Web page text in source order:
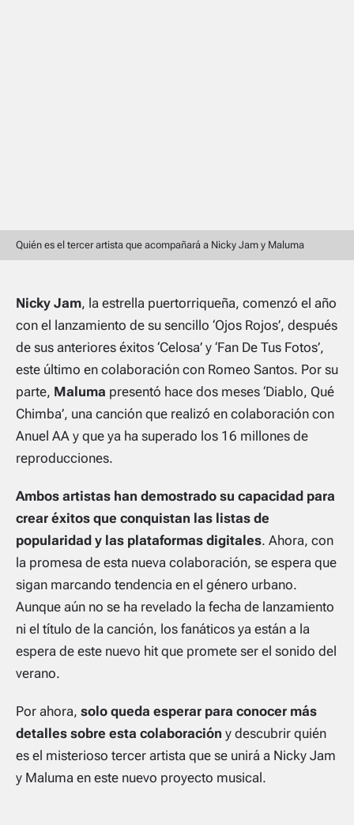
Quién es el tercer artista que acompañará a Nicky Jam y Maluma
Nicky Jam, la estrella puertorriqueña, comenzó el año
con el lanzamiento de su sencillo ‘Ojos Rojos’, después
de sus anteriores éxitos ‘Celosa’ y ‘Fan De Tus Fotos’,
este último en colaboración con Romeo Santos. Por su
parte, Maluma presentó hace dos meses ‘Diablo, Qué
Chimba’, una canción que realizó en colaboración con
Anuel AA y que ya ha superado los 16 millones de
reproducciones.
Ambos artistas han demostrado su capacidad para
crear éxitos que conquistan las listas de
popularidad y las plataformas digitales. Ahora, con
la promesa de esta nueva colaboración, se espera que
sigan marcando tendencia en el género urbano.
Aunque aún no se ha revelado la fecha de lanzamiento
ni el título de la canción, los fanáticos ya están a la
espera de este nuevo hit que promete ser el sonido del
verano.
Por ahora, solo queda esperar para conocer más
detalles sobre esta colaboración y descubrir quién
es el misterioso tercer artista que se unirá a Nicky Jam
y Maluma en este nuevo proyecto musical.